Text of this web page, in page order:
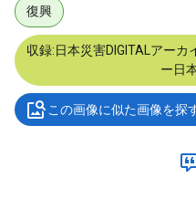
復興
収録:日本災害DIGITALアー
ー日
この画像に似た画像を探